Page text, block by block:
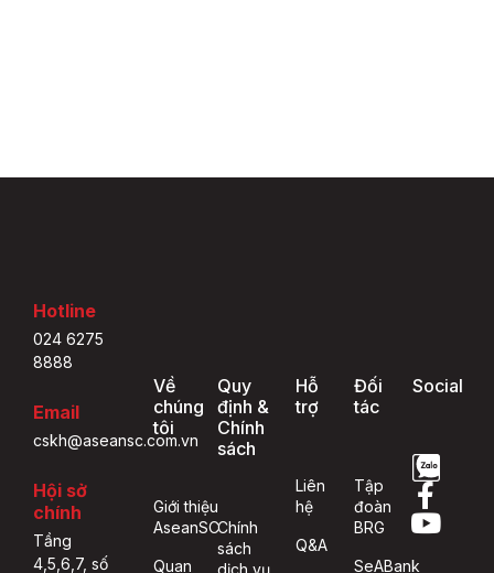
Hotline
024 6275
8888
Email
cskh@aseansc.com.vn
Hội sở
chính
Tầng
4,5,6,7, số
Về
chúng
tôi
Giới thiệu
AseanSC
Quan
Quy
định &
Chính
sách
Chính
sách
dịch vụ
Hỗ
trợ
Liên
hệ
Q&A
Đối
tác
Tập
đoàn
BRG
SeABank
Social